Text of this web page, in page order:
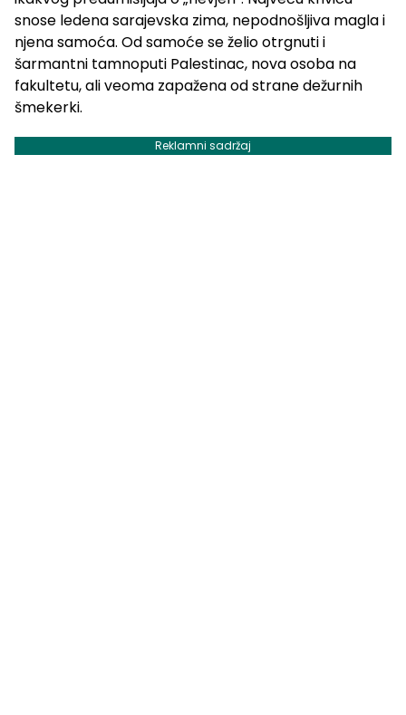
snose ledena sarajevska zima, nepodnošljiva magla i
njena samoća. Od samoće se želio otrgnuti i
šarmantni tamnoputi Palestinac, nova osoba na
fakultetu, ali veoma zapažena od strane dežurnih
šmekerki.
Reklamni sadržaj